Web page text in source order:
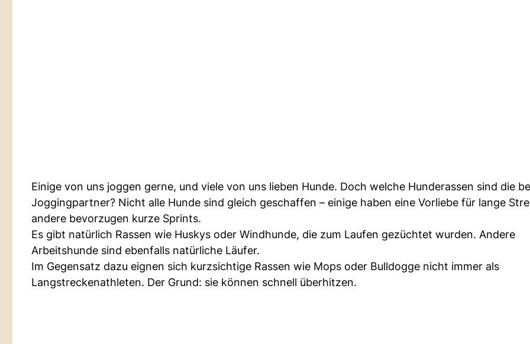
Einige von uns joggen gerne, und viele von uns lieben Hunde. Doch welche Hunderassen sind die
Joggingpartner? Nicht alle Hunde sind gleich geschaffen – einige haben eine Vorliebe für lange
andere bevorzugen kurze Sprints.
Es gibt natürlich Rassen wie Huskys oder Windhunde, die zum Laufen gezüchtet wurden. Andere
Arbeitshunde sind ebenfalls natürliche Läufer.
Im Gegensatz dazu eignen sich kurzsichtige Rassen wie Mops oder Bulldogge nicht immer als
Langstreckenathleten. Der Grund: sie können schnell überhitzen.